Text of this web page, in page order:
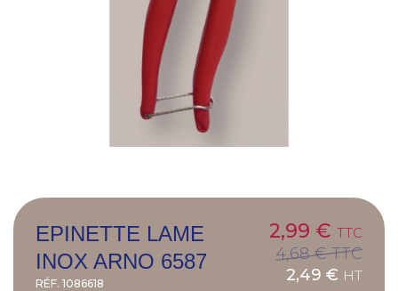
EPINETTE LAME
INOX ARNO 6587
RÉF. 1086618
2,99 € TTC
4,68 €TTC
2,49 € HT